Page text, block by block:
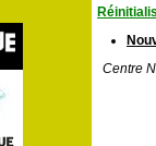
Centre